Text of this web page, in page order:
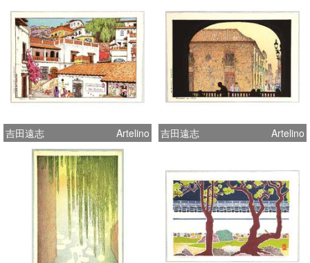
吉田遠志 Artelino 吉田遠志 Artelino